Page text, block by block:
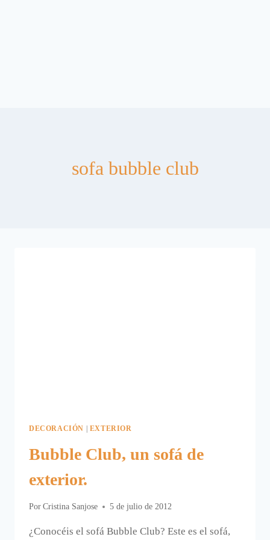
sofa bubble club
DECORACIÓN | EXTERIOR
Bubble Club, un sofá de
exterior.
Por Cristina Sanjose 5 de julio de 2012
¿Conocéis el sofá Bubble Club? Este es el sofá,